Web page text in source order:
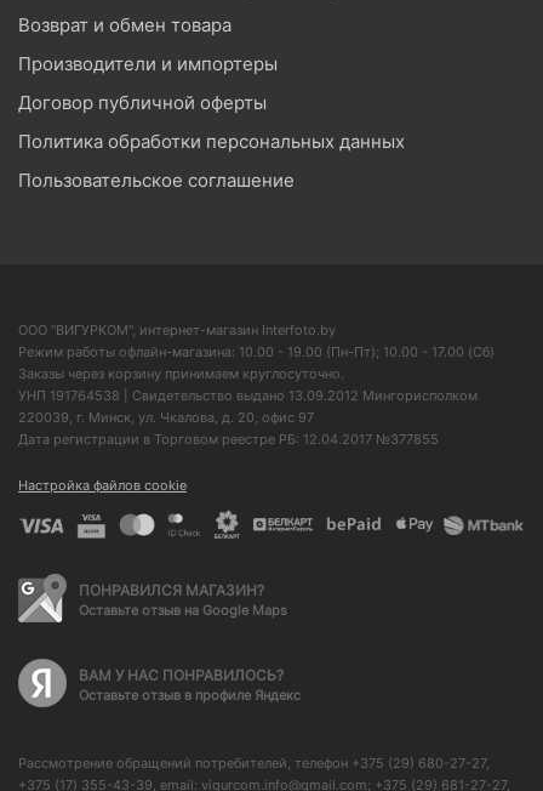
Возврат и обмен товара
Производители и импортеры
Договор публичной оферты
Политика обработки персональных данных
Пользовательское соглашение
ООО "ВИГУРКОМ", интернет-магазин Interfoto.by
Режим работы офлайн-магазина: 10.00 - 19.00 (Пн-Пт); 10.00 - 17.00 (Сб)
Заказы через корзину принимаем круглосуточно.
УНП 191764538 | Свидетельство выдано 13.09.2012 Мингорисполком
220039, г. Минск, ул. Чкалова, д. 20, офис 97
Дата регистрации в Торговом реестре РБ: 12.04.2017 №377855
Настройка файлов cookie
ПОНРАВИЛСЯ МАГАЗИН?
Оставьте отзыв на Google Maps
ВАМ У НАС ПОНРАВИЛОСЬ?
Оставьте отзыв в профиле Яндекс
Рассмотрение обращений потребителей, телефон +375 (29) 680-27-27,
+375 (17) 355-43-39, email: vigurcom.info@gmail.com; +375 (29) 681-27-27,